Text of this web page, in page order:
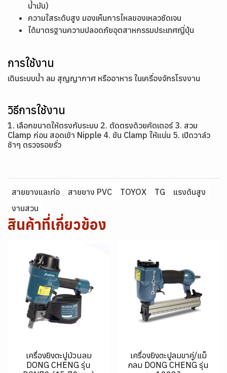
น้ำมัน)
ความใสระดับสูง มองเห็นการไหลของเหลวชัดเจน
ได้มาตรฐานความปลอดภัยอุตสาหกรรมประเทศญี่ปุ่น
การใช้งาน
เดินระบบน้ำ ลม สุญญากาศ หรืออาหาร ในเครื่องจักรโรงงาน
วิธีการใช้งาน
1. เลือกขนาดให้ตรงกับระบบ 2. ตัดตรงด้วยคัตเตอร์ 3. สวม
Clamp ก่อน สอดเข้า Nipple 4. ขัน Clamp ให้แน่น 5. เปิดวาล์ว
ช้าๆ ตรวจรอยรั่ว
สายยางและท่อ สายยาง PVC TOYOX TG
แรงดันสูง
งานสวน
สินค้าที่เกี่ยวข้อง
เครื่องยิงตะปูม้วนลม
DONG CHENG รุ่น
เครื่องยิงตะปูลมขาคู่/แม็
กลม DONG CHENG รุ่น